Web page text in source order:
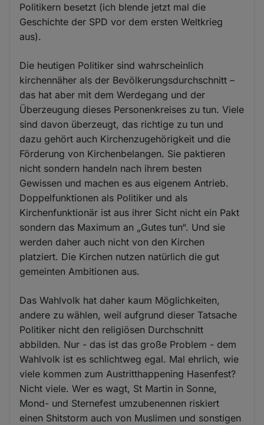
Politikern besetzt (ich blende jetzt mal die
Geschichte der SPD vor dem ersten Weltkrieg
aus).
Die heutigen Politiker sind wahrscheinlich
kirchennäher als der Bevölkerungsdurchschnitt –
das hat aber mit dem Werdegang und der
Überzeugung dieses Personenkreises zu tun. Viele
sind davon überzeugt, das richtige zu tun und
dazu gehört auch Kirchenzugehörigkeit und die
Förderung von Kirchenbelangen. Sie paktieren
nicht sondern handeln nach ihrem besten
Gewissen und machen es aus eigenem Antrieb.
Doppelfunktionen als Politiker und als
Kirchenfunktionär ist aus ihrer Sicht nicht ein Pakt
sondern das Maximum an „Gutes tun“. Und sie
werden daher auch nicht von den Kirchen
platziert. Die Kirchen nutzen natürlich die gut
gemeinten Ambitionen aus.
Das Wahlvolk hat daher kaum Möglichkeiten,
andere zu wählen, weil aufgrund dieser Tatsache
Politiker nicht den religiösen Durchschnitt
abbilden. Nur - das ist das große Problem - dem
Wahlvolk ist es schlichtweg egal. Mal ehrlich, wie
viele kommen zum Austritthappening Hasenfest?
Nicht viele. Wer es wagt, St Martin in Sonne,
Mond- und Sternefest umzubenennen riskiert
einen Shitstorm auch von Muslimen und sonstigen